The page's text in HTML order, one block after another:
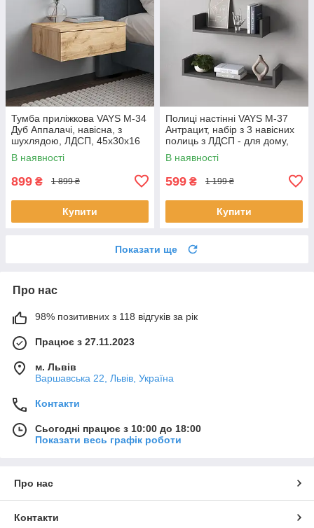
Тумба приліжкова VAYS M-34
Дуб Аппалачі, навісна, з
шухлядою, ЛДСП, 45х30х16
см – для спальні
В наявності
899 ₴ 1 899 ₴
Купити
Полиці настінні VAYS M-37
Антрацит, набір з 3 навісних
полиць з ЛДСП - для дому,
офісу, вітальні
В наявності
599 ₴ 1 199 ₴
Купити
Показати ще
Про нас
98% позитивних з 118 відгуків за рік
Працює з 27.11.2023
м. Львів
Варшавська 22, Львів, Україна
Контакти
Сьогодні працює з 10:00 до 18:00
Показати весь графік роботи
Про нас
Контакти